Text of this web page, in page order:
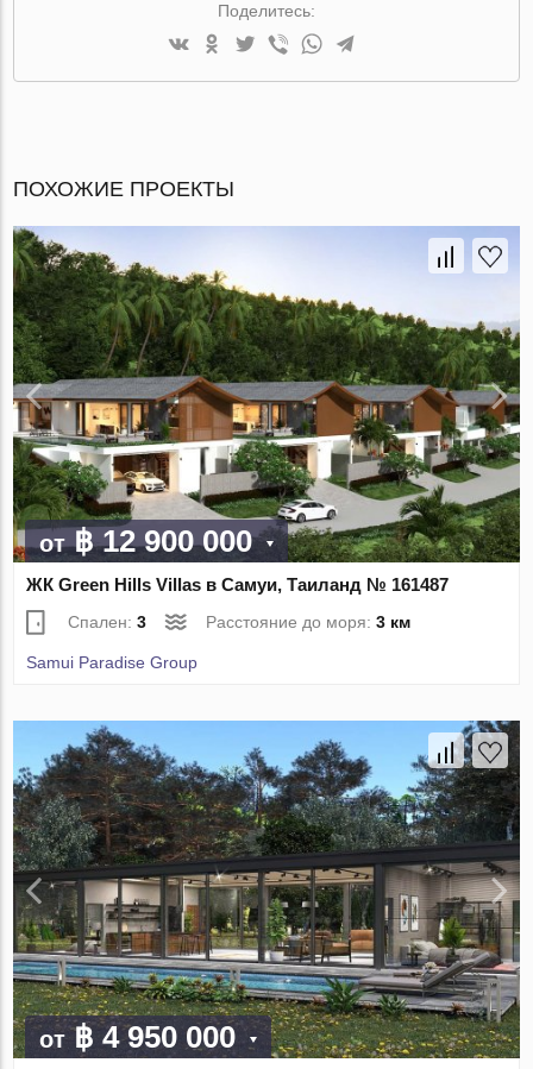
Поделитесь:
ПОХОЖИЕ ПРОЕКТЫ
от฿ 12 900 000
ЖК Green Hills Villas в Самуи, Таиланд № 161487
Спален:3 Расстояние до моря:3 км
Samui Paradise Group
от฿ 4 950 000